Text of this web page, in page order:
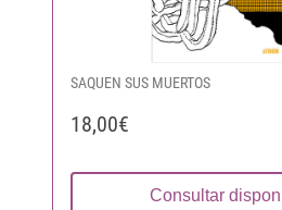
SAQUEN SUS MUERTOS
18,00€
Consultar